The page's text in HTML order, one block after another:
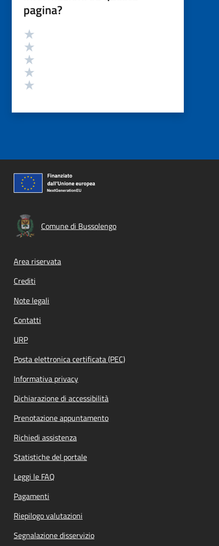
pagina?
Valutazione
Comune di Bussolengo
Footer menu
Area riservata
Crediti
Note legali
Contatti
URP
Posta elettronica certificata (PEC)
Informativa privacy
Dichiarazione di accessibilità
Prenotazione appuntamento
Richiedi assistenza
Statistiche del portale
Leggi le FAQ
Pagamenti
Riepilogo valutazioni
Segnalazione disservizio